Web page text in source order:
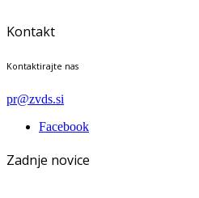
Kontakt
Kontaktirajte nas
pr@zvds.si
Facebook
Zadnje novice